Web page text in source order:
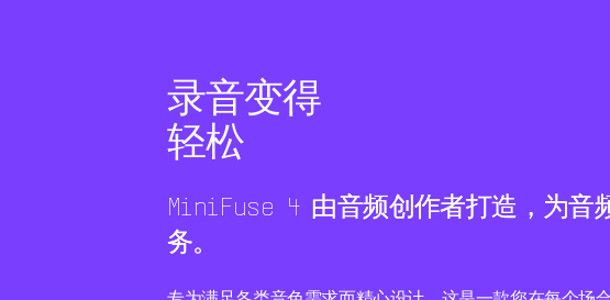
录音变得
轻松
MiniFuse 4 由音频创作者打造，为音
务。